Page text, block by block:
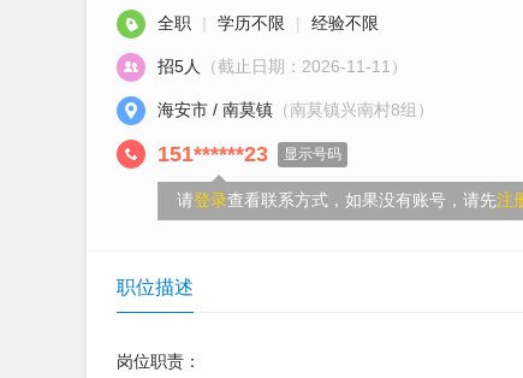
全职 | 学历不限 | 经验不限
招5人 （截止日期：2026-11-11）
海安市 / 南莫镇 （南莫镇兴南村8组）
151******23 显示号码
请登录查看联系方式，如果没有账号，请先注
职位描述
岗位职责：